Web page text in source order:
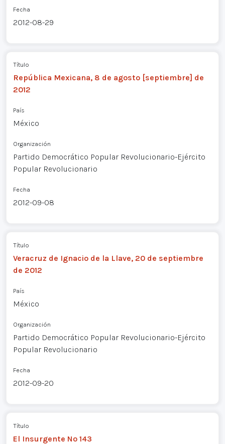
Fecha
2012-08-29
Título
República Mexicana, 8 de agosto [septiembre] de
2012
País
México
Organización
Partido Democrático Popular Revolucionario-Ejército
Popular Revolucionario
Fecha
2012-09-08
Título
Veracruz de Ignacio de la Llave, 20 de septiembre
de 2012
País
México
Organización
Partido Democrático Popular Revolucionario-Ejército
Popular Revolucionario
Fecha
2012-09-20
Título
El Insurgente Nº 143